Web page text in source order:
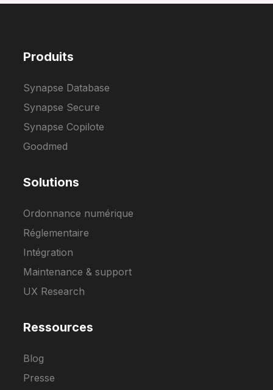
Produits
Synapse Database
Synapse Secure
Synapse Copilote
Goodmed
Solutions
Ordonnance numérique
Réglementaire
Intégration
Maintenance & support
UX Research
Ressources
Blog
Presse